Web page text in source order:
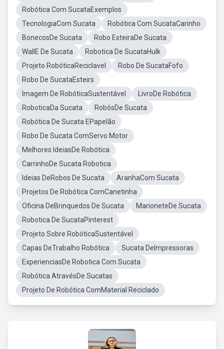
Robótica Com SucataExemplos
TecnologiaCom Sucata
Robótica Com SucataCarinho
BonecosDe Sucata
Robo EsteiraDe Sucata
WallE De Sucata
Robotica De SucataHulk
Projeto RobóticaReciclavel
Robo De SucataFofo
Robo De SucataEsteirs
Imagem De RobóticaSustentável
LivroDe Robótica
RoboticaDa Sucata
RobôsDe Sucata
Robótica De Sucata EPapelão
Robo De Sucata ComServo Motor
Melhores IdeiasDe Robótica
CarrinhoDe Sucata Robotica
Ideias DeRobos De Sucata
AranhaCom Sucata
Projetos De Robótica ComCanetinha
Oficina DeBrinquedos De Sucata
MarioneteDe Sucata
Robotica De SucataPinterest
Projeto Sobre RobóticaSustentável
Capas DeTrabalho Robótica
Sucata DeImpressoras
ExperienciasDe Robotica Com Sucata
Robótica AtravésDe Sucatas
Projeto De Robótica ComMaterial Reciclado